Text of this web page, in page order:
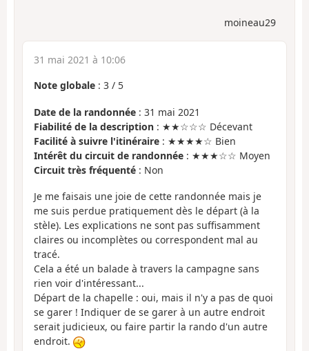
moineau29
31 mai 2021 à 10:06
Note globale : 3 / 5
Date de la randonnée : 31 mai 2021
Fiabilité de la description : ★★☆☆☆ Décevant
Facilité à suivre l'itinéraire : ★★★★☆ Bien
Intérêt du circuit de randonnée : ★★★☆☆ Moyen
Circuit très fréquenté : Non
Je me faisais une joie de cette randonnée mais je
me suis perdue pratiquement dès le départ (à la
stèle). Les explications ne sont pas suffisamment
claires ou incomplètes ou correspondent mal au
tracé.
Cela a été un balade à travers la campagne sans
rien voir d'intéressant...
Départ de la chapelle : oui, mais il n'y a pas de quoi
se garer ! Indiquer de se garer à un autre endroit
serait judicieux, ou faire partir la rando d'un autre
endroit.